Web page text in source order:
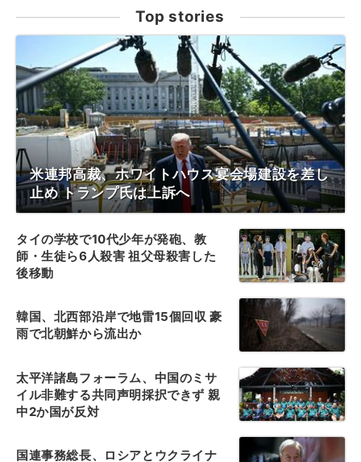
Top stories
米連邦高裁、ホワイトハウス宴会場建設を差し
止め トランプ氏は上訴へ
タイの学校で10代少年が発砲、教
師・生徒ら6人殺害 祖父母殺害した
後移動
韓国、北西部沿岸で地雷15個回収 豪
雨で北朝鮮から流出か
太平洋諸島フォーラム、中国のミサ
イル非難する共同声明採択できず 親
中2か国が反対
国連事務総長、ロシアとウクライナ